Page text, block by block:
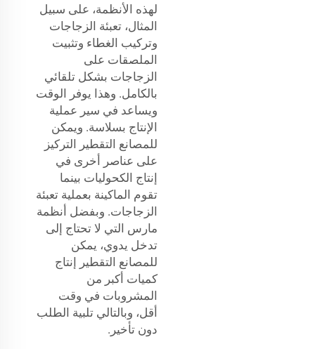
لهذه الأنظمة، على سبيل
المثال، تعبئة الزجاجات
وتركيب الغطاء وتثبيت
الملصقات على
الزجاجات بشكل تلقائي
بالكامل. وهذا يوفر الوقت
ويساعد في سير عملية
الإنتاج بسلاسة. ويمكن
للمصانع التقطير التركيز
على عناصر أخرى في
إنتاج الكحوليات بينما
تقوم الماكينة بعملية تعبئة
الزجاجات. وبفضل أنظمة
مارس التي لا تحتاج إلى
تدخل يدوي، يمكن
للمصانع التقطير إنتاج
كميات أكبر من
المشروبات في وقت
أقل، وبالتالي تلبية الطلب
دون تأخير.